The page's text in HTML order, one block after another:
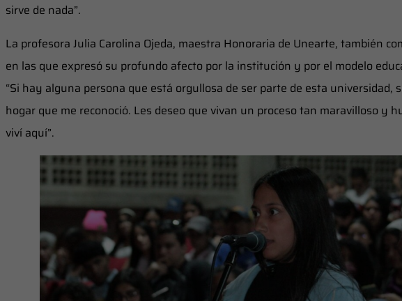
sirve de nada”.
La profesora Julia Carolina Ojeda, maestra Honoraria de Unearte, también
en las que expresó su profundo afecto por la institución y por el modelo
“Si hay alguna persona que está orgullosa de ser parte de esta universidad,
hogar que me reconoció. Les deseo que vivan un proceso tan maravilloso y
viví aquí”.